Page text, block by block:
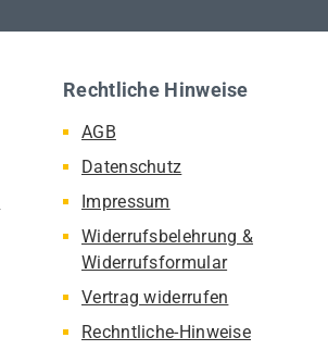
Rechtliche Hinweise
AGB
Datenschutz
Impressum
Widerrufsbelehrung &
Widerrufsformular
Vertrag widerrufen
Rechntliche-Hinweise